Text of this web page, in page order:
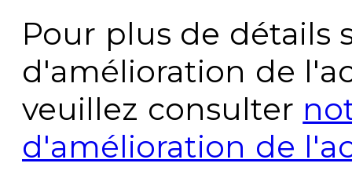
Pour plus de détails
d'amélioration de
veuillez consulter
d'amélioration de